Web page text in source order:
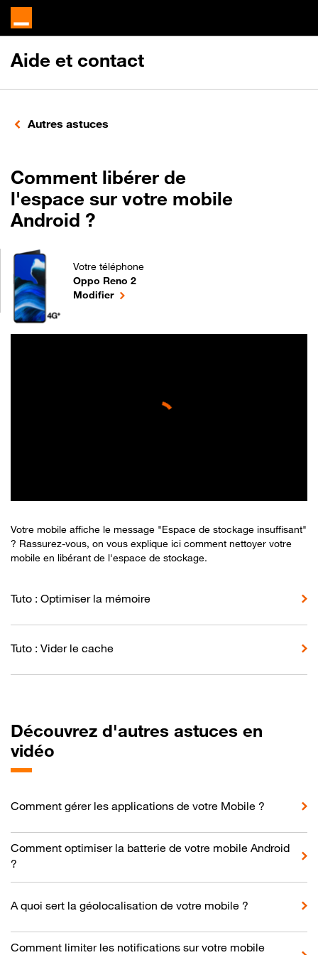
Aide et contact
Autres astuces
Comment libérer de
l'espace sur votre mobile
Android ?
Votre téléphone
Oppo Reno 2
Comment libérer de l'espace sur votre mobile
Modifierle téléphone sélectionné
Votre mobile affiche le message "Espace de stockage insuffisant"
? Rassurez-vous, on vous explique ici comment nettoyer votre
mobile en libérant de l'espace de stockage.
Tuto : Optimiser la mémoire
Tuto : Vider le cache
Découvrez d'autres astuces en
vidéo
Comment gérer les applications de votre Mobile ?
Comment optimiser la batterie de votre mobile Android
?
A quoi sert la géolocalisation de votre mobile ?
Comment limiter les notifications sur votre mobile